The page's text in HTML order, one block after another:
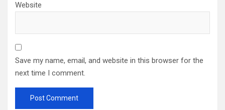
Website
Save my name, email, and website in this browser for the
next time I comment.